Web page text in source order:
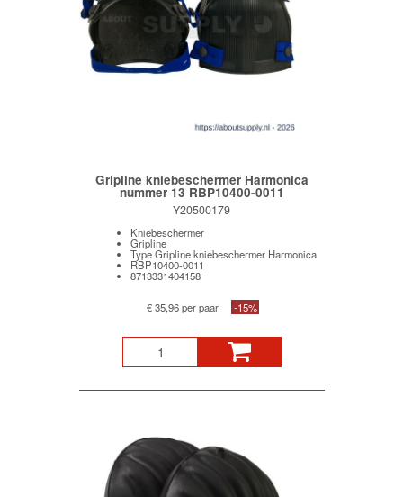
Gripline kniebeschermer Harmonica
nummer 13 RBP10400-0011
Y20500179
Kniebeschermer
Gripline
Type Gripline kniebeschermer Harmonica
RBP10400-0011
8713331404158
€ 35,96 per paar -15%